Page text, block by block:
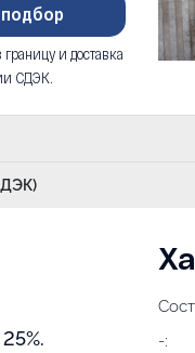
подбор
и доставка
СДЭК.
-: